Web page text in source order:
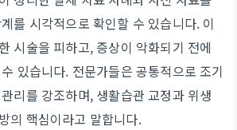
를 시각적으로 확인할 수 있습니다. 이
시술을 피하고, 증상이 악화되기 전에
있습니다. 전문가들은 공통적으로 조기
리를 강조하며, 생활습관 교정과 위생
의 핵심이라고 말합니다.